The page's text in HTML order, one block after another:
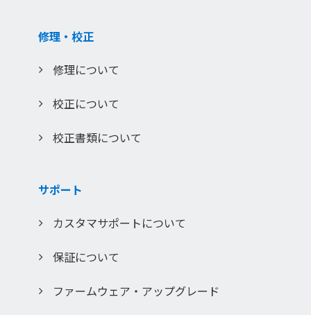
修理・校正
修理について
校正について
校正書類について
サポート
カスタマサポートについて
保証について
ファームウェア・アップグレード